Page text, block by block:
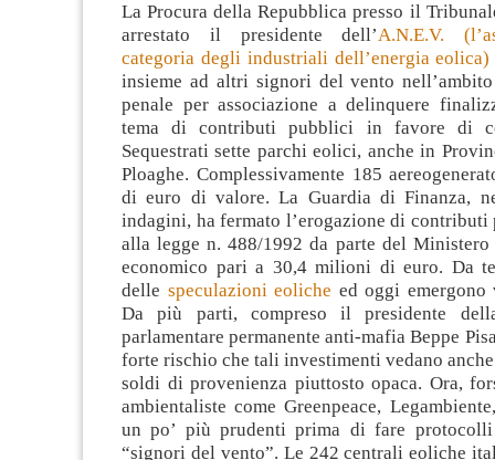
La Procura della Repubblica presso il
arrestato il presidente dell’A.N.E.V.
categoria degli industriali dell’energia
insieme ad altri signori del vento
penale per associazione a delinquere
tema di contributi pubblici in favore di
Sequestrati sette parchi eolici, anche in
Ploaghe. Complessivamente 185
di euro di valore. La Guardia di Finanza,
indagini, ha fermato l’erogazione di contributi
alla legge n. 488/1992 da parte del
economico pari a 30,4 milioni di euro. Da
delle speculazioni eoliche ed oggi emergono
Da più parti, compreso il presidente
parlamentare permanente anti-mafia Beppe
forte rischio che tali investimenti vedano
soldi di provenienza piuttosto opaca. Ora,
ambientaliste come Greenpeace,
un po’ più prudenti prima di fare
“signori del vento”. Le 242 centrali eoliche